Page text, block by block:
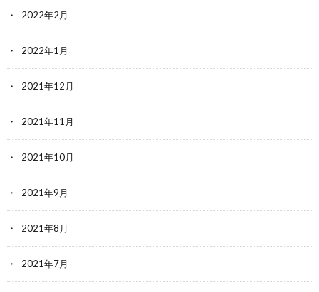
2022年2月
2022年1月
2021年12月
2021年11月
2021年10月
2021年9月
2021年8月
2021年7月